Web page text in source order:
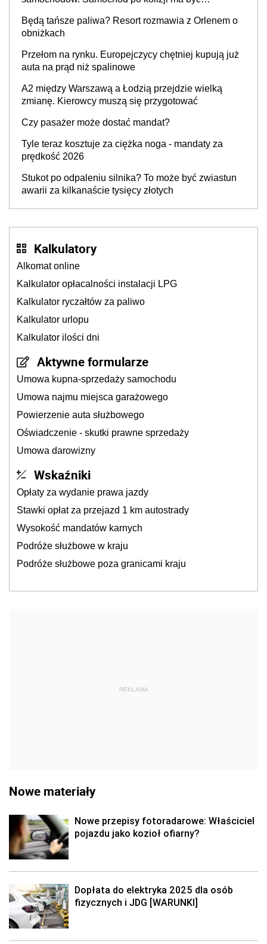
producenta
Będą tańsze paliwa? Resort rozmawia z Orlenem o
obniżkach
Przełom na rynku. Europejczycy chętniej kupują już
auta na prąd niż spalinowe
A2 między Warszawą a Łodzią przejdzie wielką
zmianę. Kierowcy muszą się przygotować
Czy pasażer może dostać mandat?
Tyle teraz kosztuje za ciężka noga - mandaty za
prędkość 2026
Stukot po odpaleniu silnika? To może być zwiastun
awarii za kilkanaście tysięcy złotych
Kalkulatory
Alkomat online
Kalkulator opłacalności instalacji LPG
Kalkulator ryczałtów za paliwo
Kalkulator urlopu
Kalkulator ilości dni
Aktywne formularze
Umowa kupna-sprzedaży samochodu
Umowa najmu miejsca garażowego
Powierzenie auta służbowego
Oświadczenie - skutki prawne sprzedaży
Umowa darowizny
Wskaźniki
Opłaty za wydanie prawa jazdy
Stawki opłat za przejazd 1 km autostrady
Wysokość mandatów karnych
Podróże służbowe w kraju
Podróże służbowe poza granicami kraju
REKLAMA
Nowe materiały
Nowe przepisy fotoradarowe: Właściciel
pojazdu jako kozioł ofiarny?
Dopłata do elektryka 2025 dla osób
fizycznych i JDG [WARUNKI]